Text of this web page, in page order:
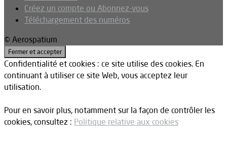
Créez un compte ou Abonnez-vous
Téléchargement des numéros
© Aerospatium
Confidentialité et cookies : ce site utilise des cookies. En
continuant à utiliser ce site Web, vous acceptez leur
utilisation.
Pour en savoir plus, notamment sur la façon de contrôler les
cookies, consultez : Politique relative aux cookies